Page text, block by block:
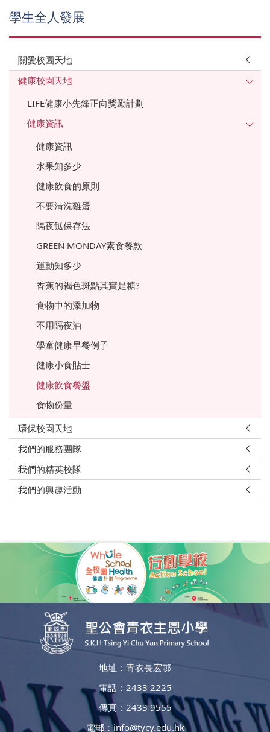
學生全人發展
關愛校園天地
健康校園天地
LIFE健康小先鋒正向獎勵計劃
健康資訊
健康資訊
水果知多少
健康飲食的原則
不要清洗雞蛋
隔夜餸保存法
GREEN MONDAY素食餐款
運動知多少
香蕉的褐色斑點其實是糖?
食物中的添加物
不用隔夜油
學童健康早餐例子
健康小食貼士
健康飲食餐盤
食物份量
環保校園天地
我們的服務團隊
我們的精英校隊
我們的興趣活動
地址：青衣長宏邨
電話：2433 2225
傳真：2433 9555
電郵：info@tycy.edu.hk